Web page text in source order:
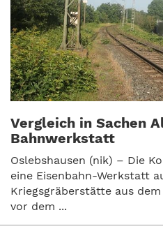
Vergleich in Sachen
Bahnwerkstatt
Oslebshausen (nik) – Die
eine Eisenbahn-Werkstatt
Kriegsgräberstätte aus
vor dem ...